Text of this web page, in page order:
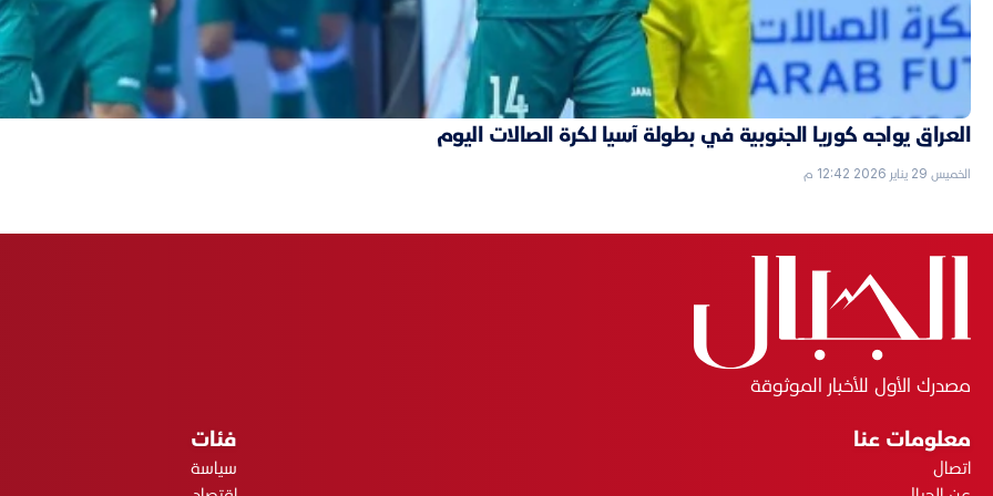
العراق يواجه كوريا الجنوبية في بطولة آسيا لكرة الصالات اليوم
الخميس 29 يناير 2026 12:42 م
مصدرك الأول للأخبار الموثوقة
معلومات عنا
اتصال
فئات
سياسة